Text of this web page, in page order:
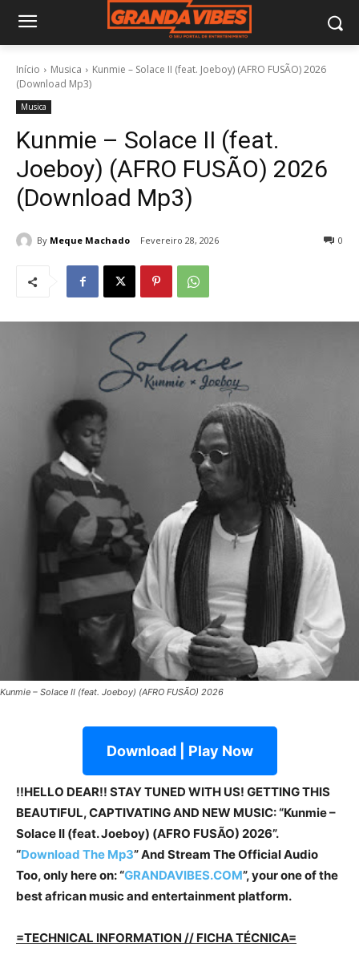
Início Musica
Kunmie – Solace II (feat. Joeboy) (AFRO FUSÃO) 2026
(Download Mp3)
Musica
Kunmie – Solace II (feat.
Joeboy) (AFRO FUSÃO) 2026
(Download Mp3)
By Meque Machado Fevereiro 28, 2026 0
Kunmie – Solace II (feat. Joeboy) (AFRO FUSÃO) 2026
Download | Play Now
!!HELLO DEAR!! STAY TUNED WITH US! GETTING THIS
BEAUTIFUL, CAPTIVATING AND NEW MUSIC: “Kunmie –
Solace II (feat. Joeboy) (AFRO FUSÃO) 2026”.
“Download The Mp3” And Stream The Official Audio
Too, only here on: “GRANDAVIBES.COM”, your one of the
best african music and entertainment platform.
=TECHNICAL INFORMATION // FICHA TÉCNICA=